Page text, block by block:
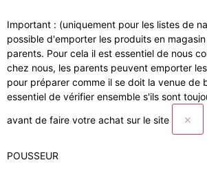
Important : (uniquement pour les listes de
possible d'emporter les produits en
parents. Pour cela il est essentiel de nous
chez nous, les parents peuvent emporter
pour préparer comme il se doit la venue de
essentiel de vérifier ensemble s'ils sont
avant de faire votre achat sur le site
×
POUSSEUR